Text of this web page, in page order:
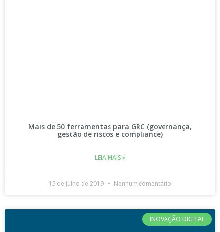
Mais de 50 ferramentas para GRC (governança,
gestão de riscos e compliance)
LEIA MAIS »
15 de julho de 2019 Nenhum comentário
INOVAÇÃO DIGITAL